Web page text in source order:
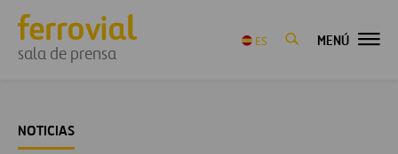
sala de prensa
ES MENÚ
NOTICIAS